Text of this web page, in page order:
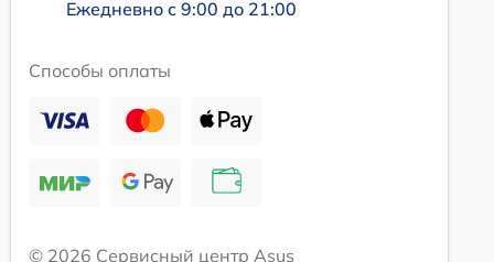
Ежедневно с 9:00 до 21:00
Способы оплаты
© 2026 Сервисный центр Asus